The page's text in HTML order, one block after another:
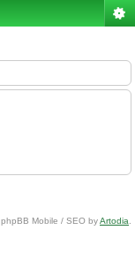
phpBB Mobile / SEO byArtodia